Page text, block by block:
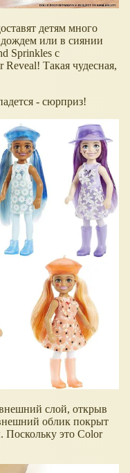
детям много
дождем или в сиянии
Sprinkles с
Такая чудесная,
- сюрприз!
слой, открыв
облик покрыт
Поскольку это Color